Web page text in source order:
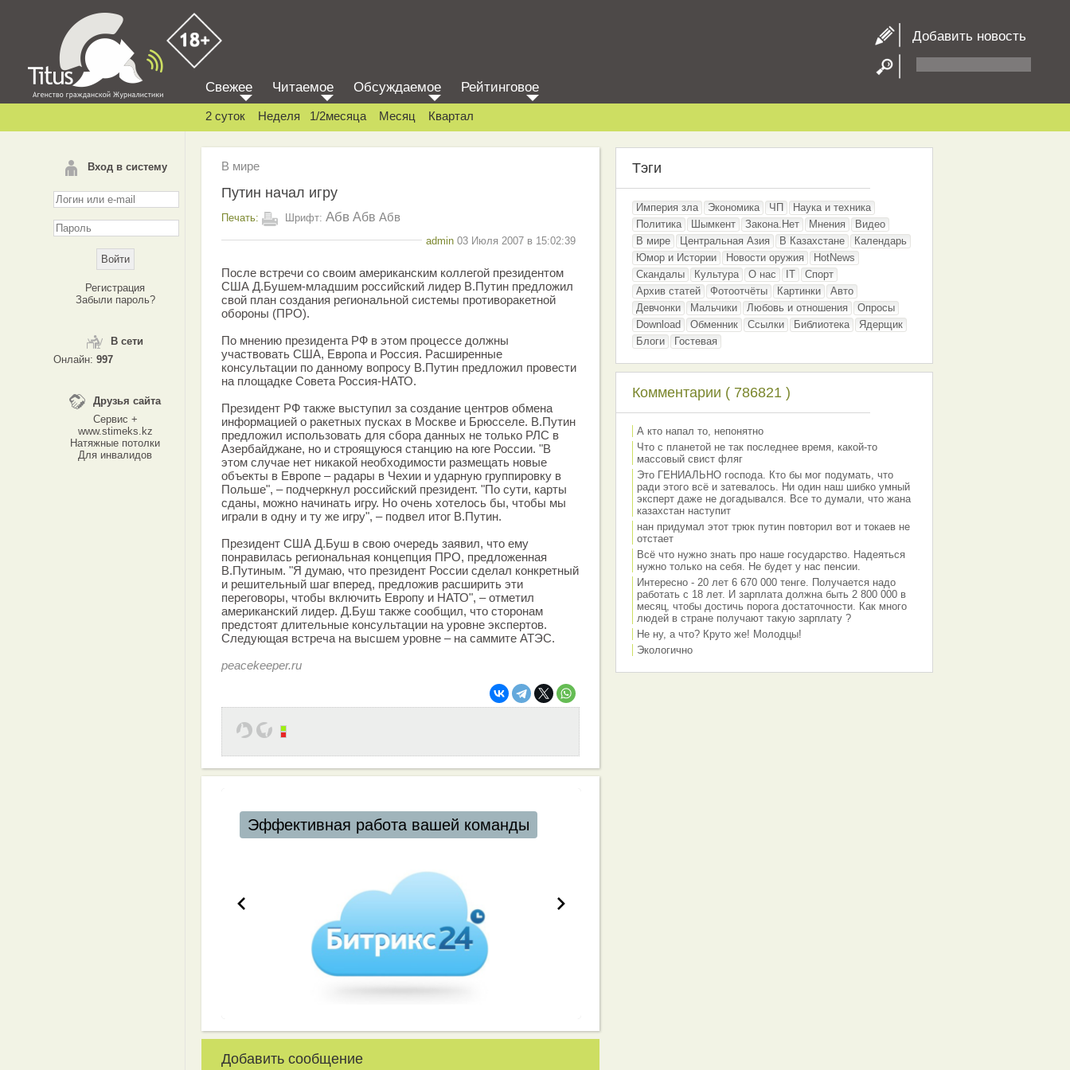
Добавить новость
Вход в систему
Регистрация
Забыли пароль?
В сети
Онлайн: 997
Друзья сайта
Сервис +
www.stimeks.kz
Натяжные потолки
Для инвалидов
Свежее Читаемое Обсуждаемое Рейтинговое
2 суток Неделя 1/2месяца Месяц Квартал
В мире
Путин начал игру
Печать: Шрифт: Абв Абв Абв
admin 03 Июля 2007 в 15:02:39
После встречи со своим американским коллегой президентом
США Д.Бушем-младшим российский лидер В.Путин предложил
свой план создания региональной системы противоракетной
обороны (ПРО).
По мнению президента РФ в этом процессе должны
участвовать США, Европа и Россия. Расширенные
консультации по данному вопросу В.Путин предложил провести
на площадке Совета Россия-НАТО.
Президент РФ также выступил за создание центров обмена
информацией о ракетных пусках в Москве и Брюсселе. В.Путин
предложил использовать для сбора данных не только РЛС в
Азербайджане, но и строящуюся станцию на юге России. "В
этом случае нет никакой необходимости размещать новые
объекты в Европе – радары в Чехии и ударную группировку в
Польше", – подчеркнул российский президент. "По сути, карты
сданы, можно начинать игру. Но очень хотелось бы, чтобы мы
играли в одну и ту же игру", – подвел итог В.Путин.
Президент США Д.Буш в свою очередь заявил, что ему
понравилась региональная концепция ПРО, предложенная
В.Путиным. "Я думаю, что президент России сделал конкретный
и решительный шаг вперед, предложив расширить эти
переговоры, чтобы включить Европу и НАТО", – отметил
американский лидер. Д.Буш также сообщил, что сторонам
предстоят длительные консультации на уровне экспертов.
Следующая встреча на высшем уровне – на саммите АТЭС.
peacekeeper.ru
Эффективная работа вашей команды
Добавить сообщение
Тэги
Империя зла Экономика ЧП
Наука и техника
Политика
Шымкент Закона.Нет Мнения
Видео
В мире
Центральная Азия В Казахстане
Календарь
Юмор и Истории
Новости оружия
HotNews
Скандалы
Культура О нас IT
Спорт
Архив статей
Фотоотчёты Картинки
Авто
Девчонки
Мальчики Любовь и отношения
Опросы
Download
Обменник Ссылки Библиотека
Ядерщик
Блоги
Гостевая
Комментарии ( 786821 )
А кто напал то, непонятно
Что с планетой не так последнее время, какой-то
массовый свист фляг
Это ГЕНИАЛЬНО господа. Кто бы мог подумать, что
ради этого всё и затевалось. Ни один наш шибко умный
эксперт даже не догадывался. Все то думали, что жана
казахстан наступит
нан придумал этот трюк путин повторил вот и токаев не
отстает
Всё что нужно знать про наше государство. Надеяться
нужно только на себя. Не будет у нас пенсии.
Интересно - 20 лет 6 670 000 тенге. Получается надо
работать с 18 лет. И зарплата должна быть 2 800 000 в
месяц, чтобы достичь порога достаточности. Как много
людей в стране получают такую зарплату ?
Не ну, а что? Круто же! Молодцы!
Экологично